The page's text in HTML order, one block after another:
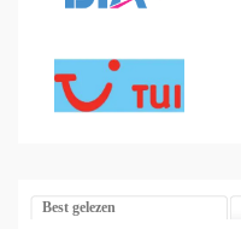
Best gelezen